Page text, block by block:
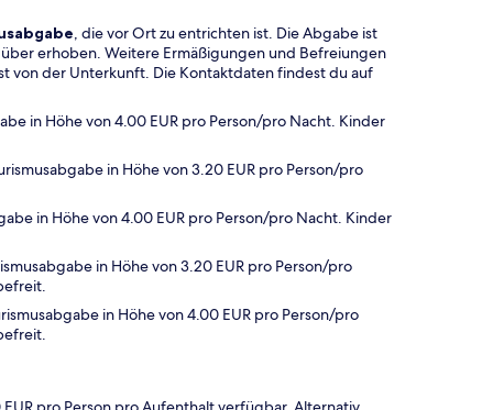
, die vor Ort zu entrichten ist. Die Abgabe ist
erhoben. Weitere Ermäßigungen und Befreiungen
von der Unterkunft. Die Kontaktdaten findest du auf
in Höhe von 4.00 EUR pro Person/pro Nacht. Kinder
in Höhe von 3.20 EUR pro Person/pro
in Höhe von 4.00 EUR pro Person/pro Nacht. Kinder
in Höhe von 3.20 EUR pro Person/pro
in Höhe von 4.00 EUR pro Person/pro